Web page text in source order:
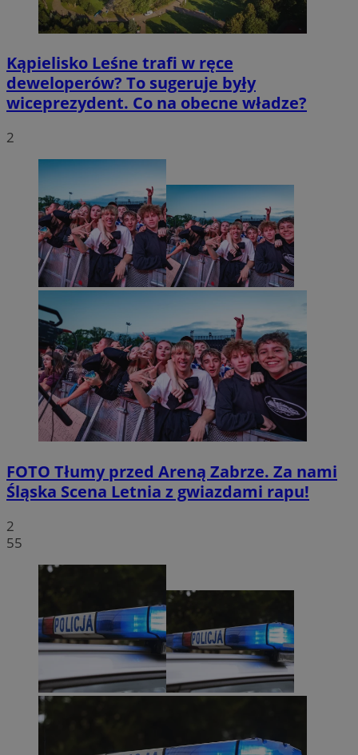
Kąpielisko Leśne trafi w ręce
deweloperów? To sugeruje były
wiceprezydent. Co na obecne władze?
2
FOTO Tłumy przed Areną Zabrze. Za nami
Śląska Scena Letnia z gwiazdami rapu!
2
55